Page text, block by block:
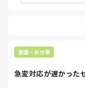
看護・お仕事
急変対応が遅かった